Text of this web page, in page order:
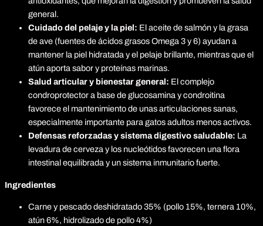
general.
Cuidado del pelaje y la piel: El aceite de salmón y la grasa
de ave (fuentes de ácidos grasos Omega 3 y 6) ayudan a
mantener la piel hidratada y el pelaje brillante, mientras que el
atún aporta sabor y proteínas marinas.
Salud articular y bienestar general: El complejo
condroprotector a base de glucosamina y condroitina
favorece el mantenimiento de unas articulaciones sanas,
especialmente importante para gatos adultos menos activos.
Defensas reforzadas y sistema digestivo saludable: La
levadura de cerveza y los nucleótidos favorecen una flora
intestinal equilibrada y un sistema inmunitario fuerte.
Ingredientes
Carne y pescado deshidratado 35% (pollo 15%, ternera 10%,
atún 6%, hidrolizado de pollo 4%)